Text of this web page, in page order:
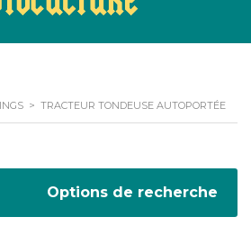
> TRACTEUR TONDEUSE AUTOPORTÉE
Options de recherche